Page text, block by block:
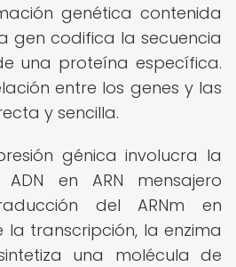
genética contenida
gen codifica la secuencia
una proteína específica.
entre los genes y las
y sencilla.
génica involucra la
en ARN mensajero
del ARNm en
la transcripción, la enzima
una molécula de